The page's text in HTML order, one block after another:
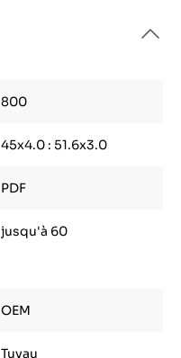
800
45x4.0 : 51.6x3.0
PDF
jusqu'à 60
OEM
Tuyau